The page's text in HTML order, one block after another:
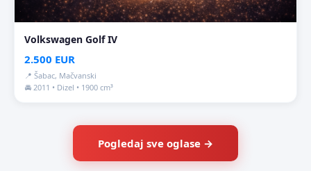
Volkswagen Golf IV
2.500 EUR
📍 Šabac, Mačvanski
🚘 2011 • Dizel • 1900 cm³
Pogledaj sve oglase →